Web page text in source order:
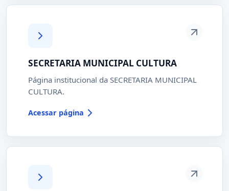
SECRETARIA MUNICIPAL CULTURA
Página institucional da SECRETARIA MUNICIPAL
CULTURA.
Acessar página